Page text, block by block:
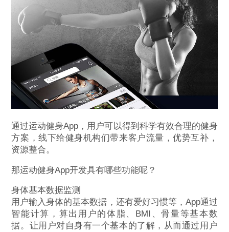
通过运动健身App，用户可以得到科学有效合理的健身
方案，线下给健身机构们带来客户流量，优势互补，
资源整合。
那运动健身App开发具有哪些功能呢？
身体基本数据监测
用户输入身体的基本数据，还有爱好习惯等，App通过
智能计算，算出用户的体脂、BMI、骨量等基本数
据。让用户对自身有一个基本的了解，从而通过用户